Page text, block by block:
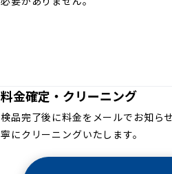
料金確定・クリーニング
検品完了後に料金をメールでお知ら
寧にクリーニングいたします。